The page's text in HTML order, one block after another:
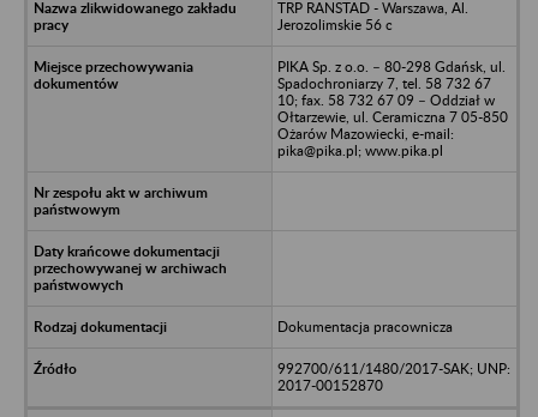
TRP RANSTAD - Warszawa, Al.
Jerozolimskie 56 c
PIKA Sp. z o.o. – 80-298 Gdańsk, ul.
Spadochroniarzy 7, tel. 58 732 67
10; fax. 58 732 67 09 – Oddział w
Ołtarzewie, ul. Ceramiczna 7 05-850
Ożarów Mazowiecki, e-mail:
pika@pika.pl; www.pika.pl
Dokumentacja pracownicza
992700/611/1480/2017-SAK; UNP:
2017-00152870